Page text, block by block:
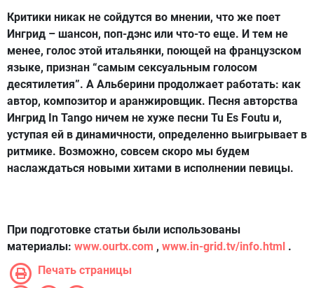
Критики никак не сойдутся во мнении, что же поет
Ингрид – шансон, поп-дэнс или что-то еще. И тем не
менее, голос этой итальянки, поющей на французском
языке, признан “самым сексуальным голосом
десятилетия”. А Альберини продолжает работать: как
автор, композитор и аранжировщик. Песня авторства
Ингрид In Tango ничем не хуже песни Tu Es Foutu и,
уступая ей в динамичности, определенно выигрывает в
ритмике. Возможно, совсем скоро мы будем
наслаждаться новыми хитами в исполнении певицы.
При подготовке статьи были использованы
материалы: www.ourtx.com , www.in-grid.tv/info.html .
Печать страницы